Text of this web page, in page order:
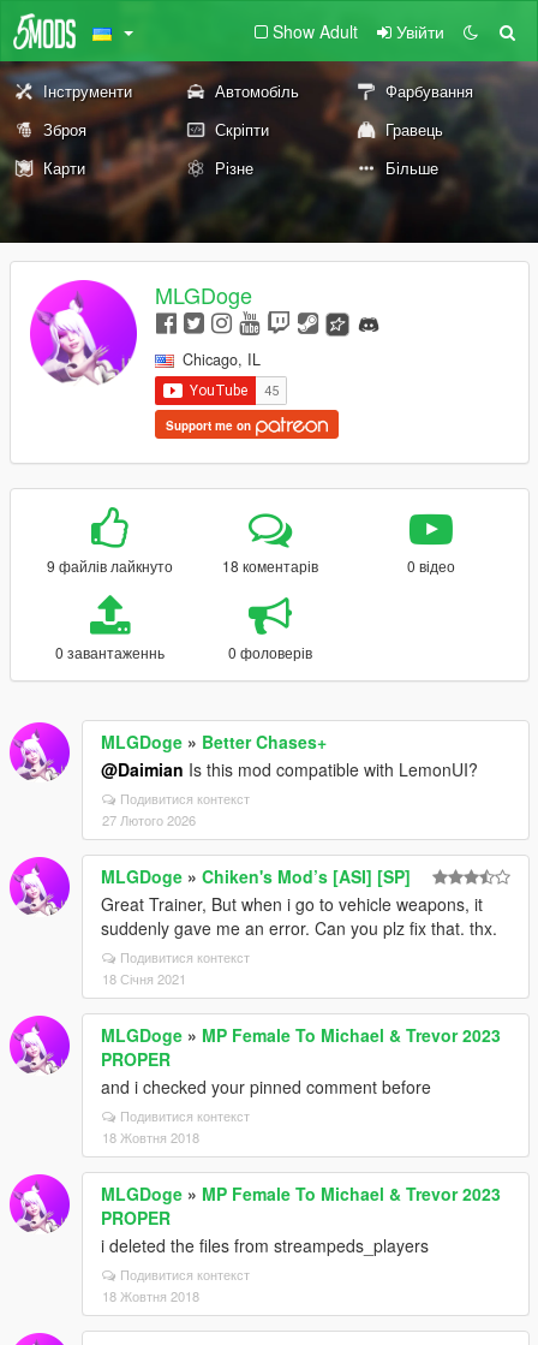
Show Adult Увійти
Інструменти Автомобіль
Фарбування
Зброя
Скріпти
Гравець
Карти
Різне Більше
MLGDoge
Chicago, IL
Support me on
9 файлів лайкнуто 18 коментарів 0 відео
0 завантаженнь 0 фоловерів
MLGDoge » Better Chases+
@Daimian Is this mod compatible with LemonUI?
Подивитися контекст
27 Лютого 2026
MLGDoge » Chiken's Mod’s [ASI] [SP]
Great Trainer, But when i go to vehicle weapons, it
suddenly gave me an error. Can you plz fix that. thx.
Подивитися контекст
18 Січня 2021
MLGDoge » MP Female To Michael & Trevor 2023
PROPER
and i checked your pinned comment before
Подивитися контекст
18 Жовтня 2018
MLGDoge » MP Female To Michael & Trevor 2023
PROPER
i deleted the files from streampeds_players
Подивитися контекст
18 Жовтня 2018